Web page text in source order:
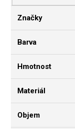
n
í
a
Značky
Barva
Hmotnost
Materiál
Objem